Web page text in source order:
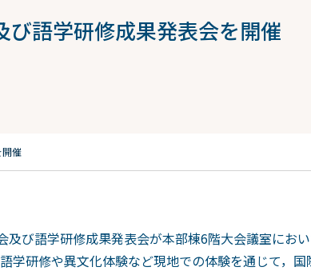
語学研修成果発表会を開催
開催
び語学研修成果発表会が本部棟6階大会議室におい
学研修や異文化体験など現地での体験を通じて，国